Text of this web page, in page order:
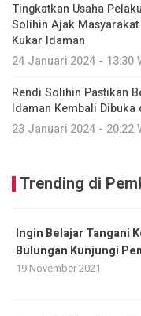
Tingkatkan Usaha
Solihin Ajak
Kukar Idaman
24 Januari 2024 - 13:30
Rendi Solihin Pastikan
Idaman Kembali Dibuka
23 Januari 2024 - 20:22
Trending di
Ingin Belajar Tangani
Bulungan Kunjungi
19 November 2021